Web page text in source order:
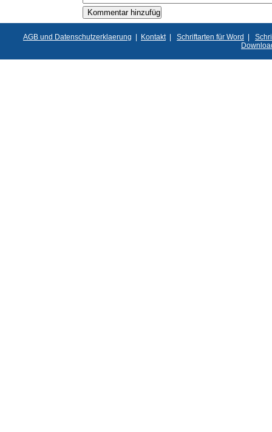
AGB und Datenschutzerklaerung | Kontakt| Schriftarten für Word |